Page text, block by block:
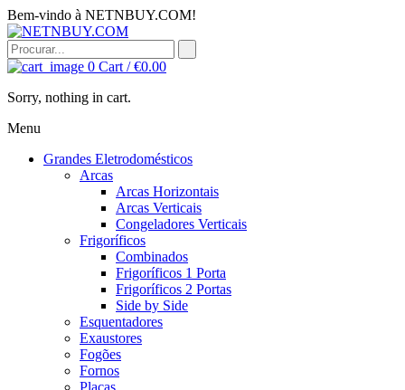
Bem-vindo à NETNBUY.COM!
0 Cart /€0.00
Sorry, nothing in cart.
Menu
Grandes Eletrodomésticos
Arcas
Arcas Horizontais
Arcas Verticais
Congeladores Verticais
Frigoríficos
Combinados
Frigoríficos 1 Porta
Frigoríficos 2 Portas
Side by Side
Esquentadores
Exaustores
Fogões
Fornos
Placas